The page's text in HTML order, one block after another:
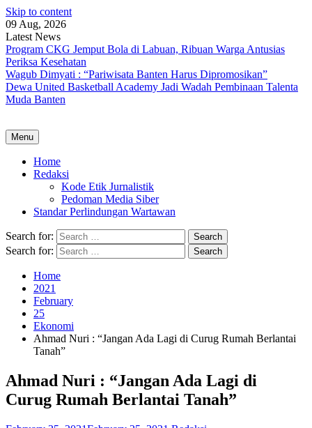
Skip to content
09 Aug, 2026
Latest News
Program CKG Jemput Bola di Labuan, Ribuan Warga Antusias
Periksa Kesehatan
Wagub Dimyati : “Pariwisata Banten Harus Dipromosikan”
Dewa United Basketball Academy Jadi Wadah Pembinaan Talenta
Muda Banten
Menu
Home
Redaksi
Kode Etik Jurnalistik
Pedoman Media Siber
Standar Perlindungan Wartawan
Search for:
Search for:
Home
2021
February
25
Ekonomi
Ahmad Nuri : “Jangan Ada Lagi di Curug Rumah Berlantai
Tanah”
Ahmad Nuri : “Jangan Ada Lagi di
Curug Rumah Berlantai Tanah”